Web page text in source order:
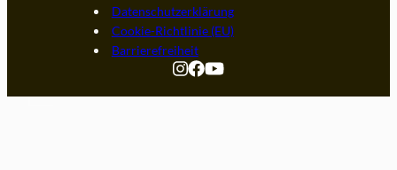
Datenschutzerklärung
Cookie-Richtlinie (EU)
Barrierefreiheit